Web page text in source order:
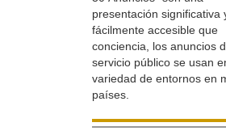
presentación significativa
fácilmente accesible que
conciencia, los anuncios
servicio público se usan
variedad de entornos en
países.